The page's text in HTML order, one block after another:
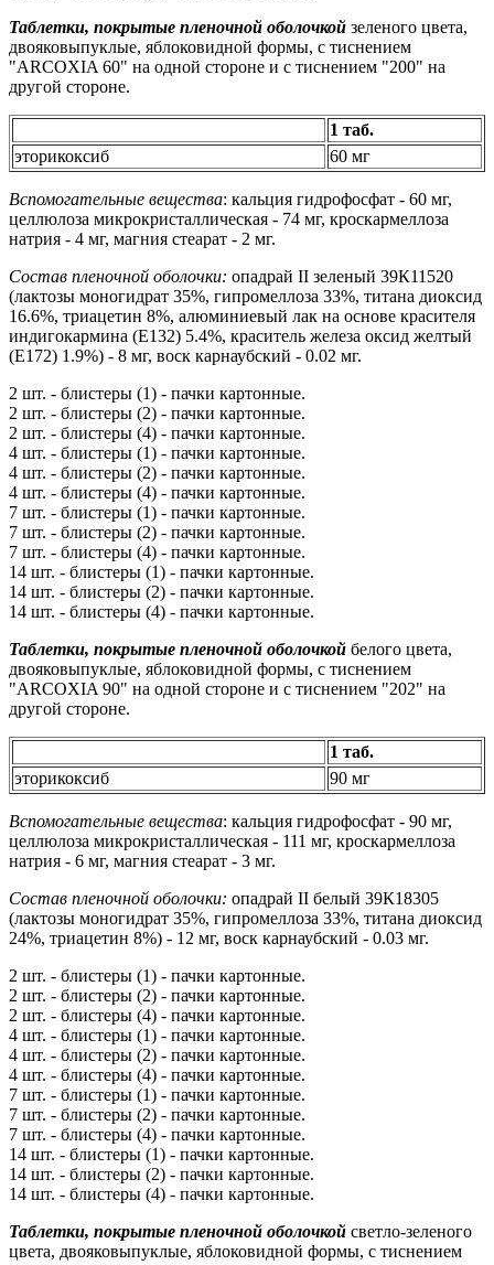
Таблетки, покрытые пленочной оболочкой зеленого цвета,
двояковыпуклые, яблоковидной формы, с тиснением
"ARCOXIA 60" на одной стороне и с тиснением "200" на
другой стороне.
1 таб.
эторикоксиб
60 мг
Вспомогательные вещества: кальция гидрофосфат - 60 мг,
целлюлоза микрокристаллическая - 74 мг, кроскармеллоза
натрия - 4 мг, магния стеарат - 2 мг.
Состав пленочной оболочки: опадрай II зеленый 39К11520
(лактозы моногидрат 35%, гипромеллоза 33%, титана диоксид
16.6%, триацетин 8%, алюминиевый лак на основе красителя
индигокармина (Е132) 5.4%, краситель железа оксид желтый
(Е172) 1.9%) - 8 мг, воск карнаубский - 0.02 мг.
2 шт. - блистеры (1) - пачки картонные.
2 шт. - блистеры (2) - пачки картонные.
2 шт. - блистеры (4) - пачки картонные.
4 шт. - блистеры (1) - пачки картонные.
4 шт. - блистеры (2) - пачки картонные.
4 шт. - блистеры (4) - пачки картонные.
7 шт. - блистеры (1) - пачки картонные.
7 шт. - блистеры (2) - пачки картонные.
7 шт. - блистеры (4) - пачки картонные.
14 шт. - блистеры (1) - пачки картонные.
14 шт. - блистеры (2) - пачки картонные.
14 шт. - блистеры (4) - пачки картонные.
Таблетки, покрытые пленочной оболочкой белого цвета,
двояковыпуклые, яблоковидной формы, с тиснением
"ARCOXIA 90" на одной стороне и с тиснением "202" на
другой стороне.
1 таб.
эторикоксиб
90 мг
Вспомогательные вещества: кальция гидрофосфат - 90 мг,
целлюлоза микрокристаллическая - 111 мг, кроскармеллоза
натрия - 6 мг, магния стеарат - 3 мг.
Состав пленочной оболочки: опадрай II белый 39К18305
(лактозы моногидрат 35%, гипромеллоза 33%, титана диоксид
24%, триацетин 8%) - 12 мг, воск карнаубский - 0.03 мг.
2 шт. - блистеры (1) - пачки картонные.
2 шт. - блистеры (2) - пачки картонные.
2 шт. - блистеры (4) - пачки картонные.
4 шт. - блистеры (1) - пачки картонные.
4 шт. - блистеры (2) - пачки картонные.
4 шт. - блистеры (4) - пачки картонные.
7 шт. - блистеры (1) - пачки картонные.
7 шт. - блистеры (2) - пачки картонные.
7 шт. - блистеры (4) - пачки картонные.
14 шт. - блистеры (1) - пачки картонные.
14 шт. - блистеры (2) - пачки картонные.
14 шт. - блистеры (4) - пачки картонные.
Таблетки, покрытые пленочной оболочкой светло-зеленого
цвета, двояковыпуклые, яблоковидной формы, с тиснением